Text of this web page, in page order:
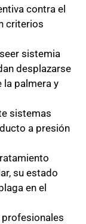
contra el
criterios
sistemia
desplazarse
la palmera y
sistemas
a presión
su estado
en el
profesionales